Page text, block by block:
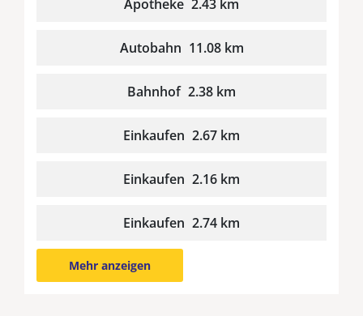
Apotheke 2.43 km
Autobahn 11.08 km
Bahnhof 2.38 km
Einkaufen 2.67 km
Einkaufen 2.16 km
Einkaufen 2.74 km
Mehr anzeigen